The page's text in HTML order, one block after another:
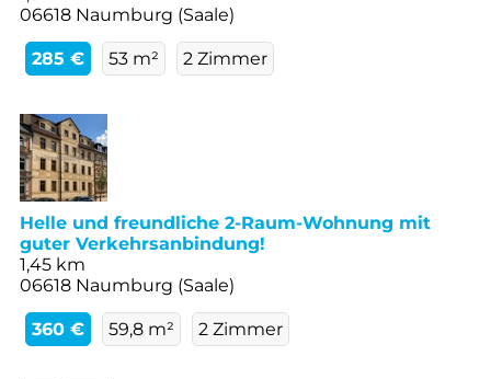
06618 Naumburg (Saale)
285 € 53 m² 2 Zimmer
Helle und freundliche 2-Raum-Wohnung mit
guter Verkehrsanbindung!
1,45 km
06618 Naumburg (Saale)
360 € 59,8 m² 2 Zimmer